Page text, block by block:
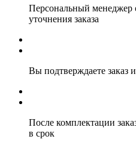
Персональный менеджер
уточнения заказа
Вы подтверждаете заказ
После комплектации
в срок